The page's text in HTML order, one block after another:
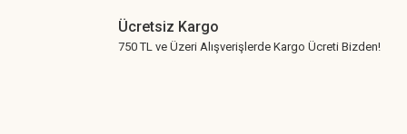
Ücretsiz Kargo
750 TL ve Üzeri Alışverişlerde Kargo Ücreti Bizden!